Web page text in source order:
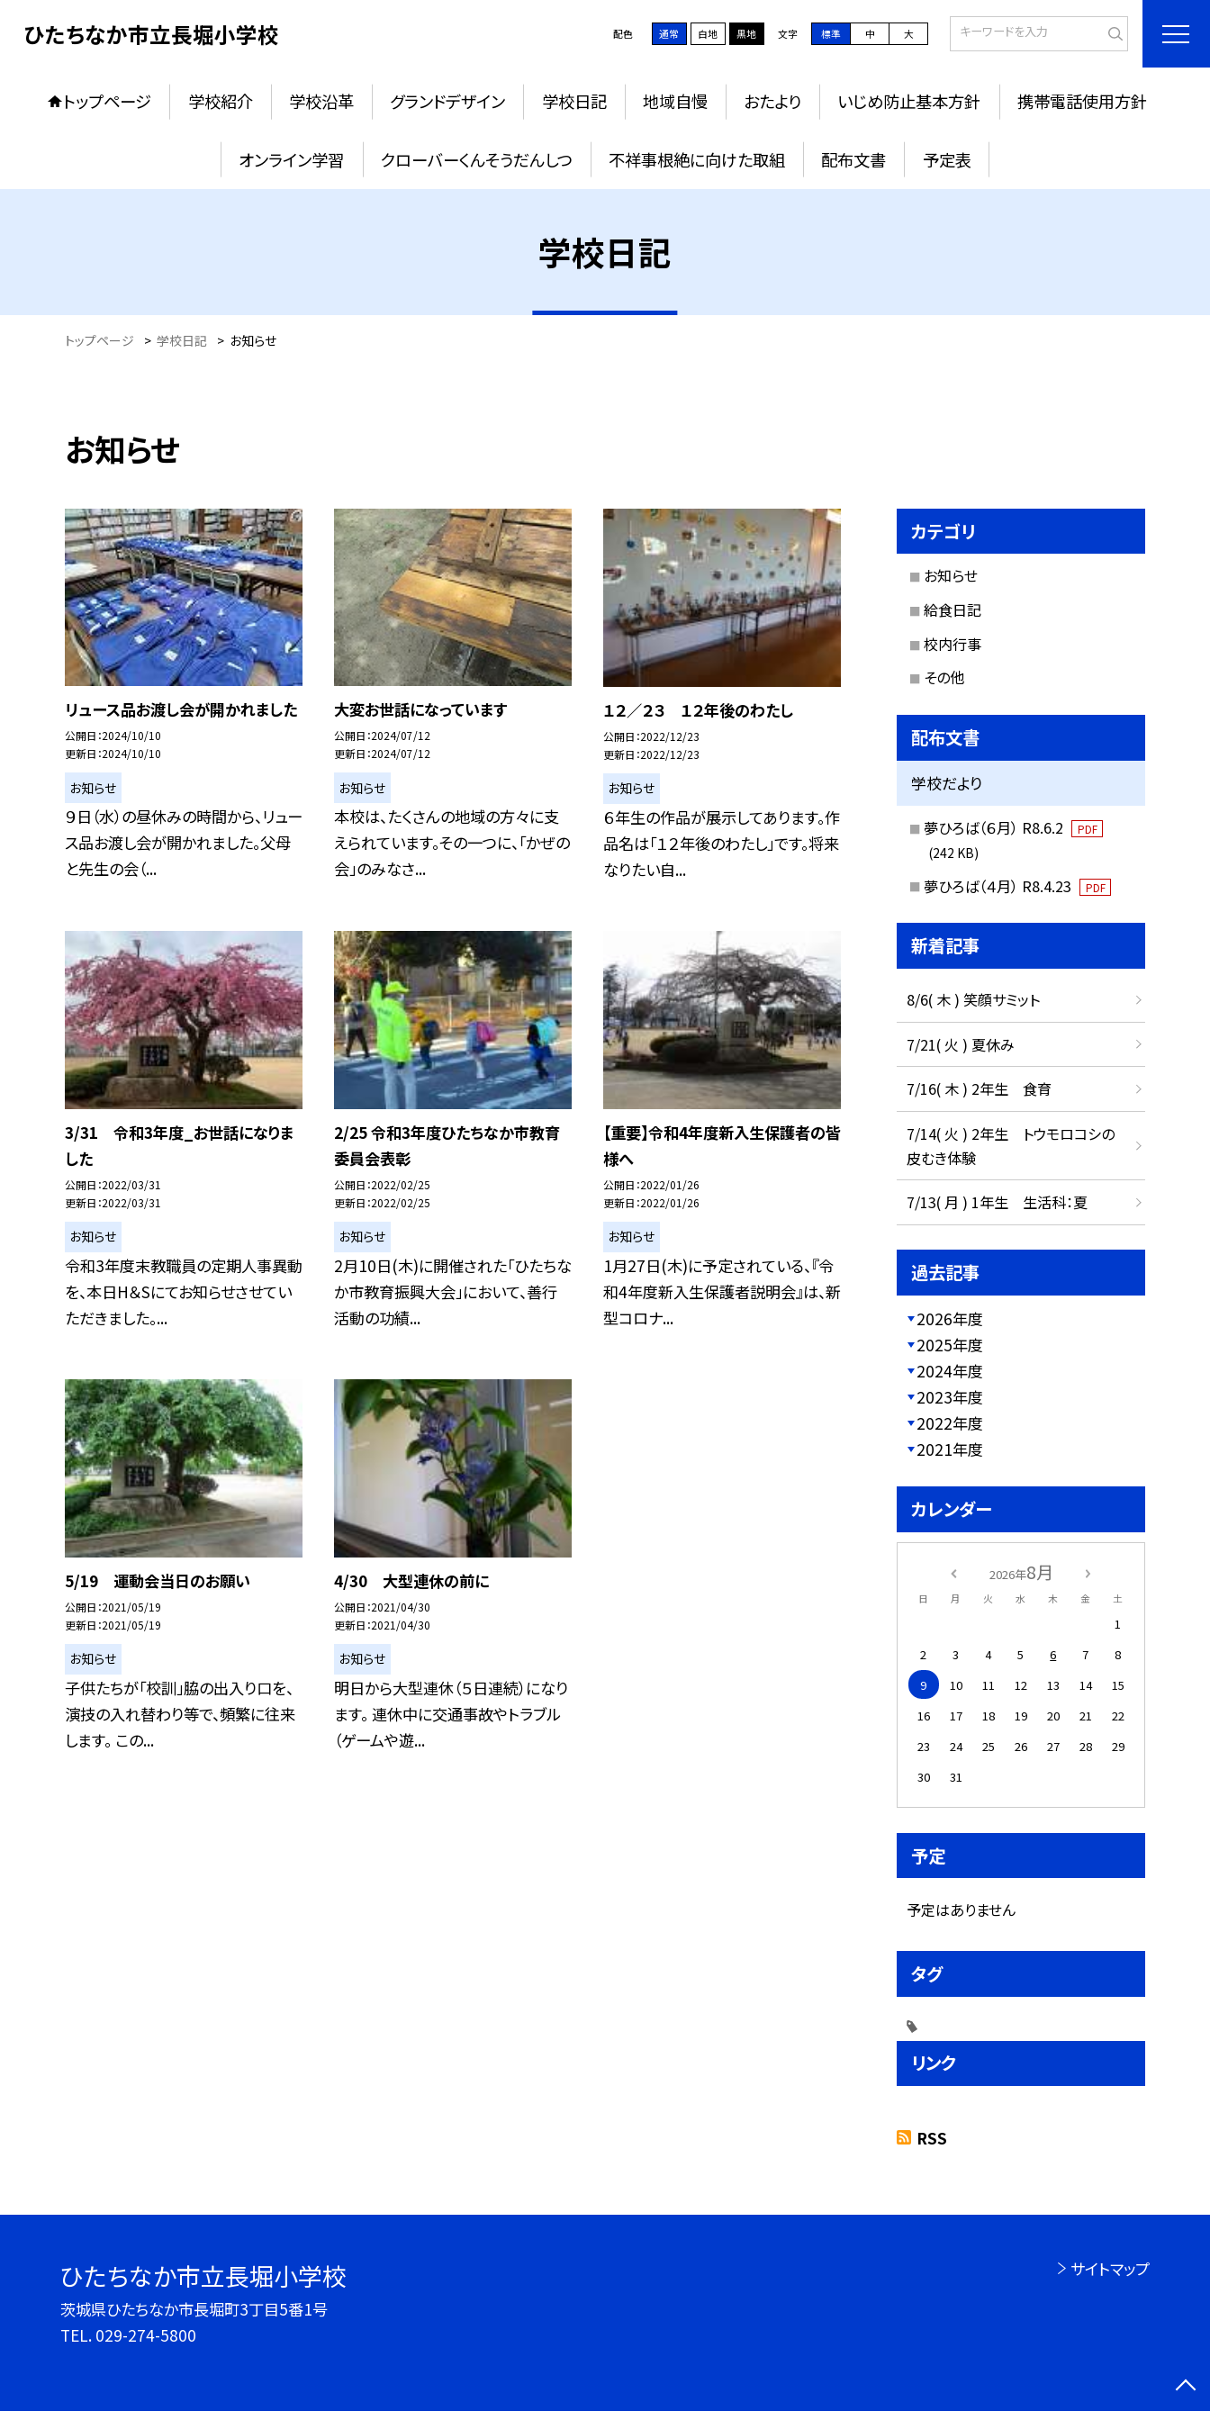
ひたちなか市立長堀小学校 配色 通常 白地 黒地 文字 標準 中 大
トップページ 学校紹介 学校沿革 グランドデザイン 学校日記 地域自慢 おたより いじめ防止基本方針 携帯電話使用方針
オンライン学習 クローバーくんそうだんしつ 不祥事根絶に向けた取組 配布文書 予定表
学校日記
トップページ > 学校日記 > お知らせ
お知らせ
リュース品お渡し会が開かれました
公開日 2024/10/10
更新日 2024/10/10
お知らせ
９日（水）の昼休みの時間から、リュー
ス品お渡し会が開かれました。父母
と先生の会（...
大変お世話になっています
公開日 2024/07/12
更新日 2024/07/12
お知らせ
本校は、たくさんの地域の方々に支
えられています。その一つに、「かぜの
会」のみなさ...
１２／２３ １２年後のわたし
公開日 2022/12/23
更新日 2022/12/23
お知らせ
６年生の作品が展示してあります。作
品名は「１２年後のわたし」です。将来
なりたい自...
3/31 令和3年度_お世話になりま
した
公開日 2022/03/31
更新日 2022/03/31
お知らせ
令和3年度末教職員の定期人事異動
を、本日H＆Sにてお知らせさせてい
ただきました。...
2/25 令和3年度ひたちなか市教育
委員会表彰
公開日 2022/02/25
更新日 2022/02/25
お知らせ
2月10日(木)に開催された「ひたちな
か市教育振興大会」において、善行
活動の功績...
【重要】令和4年度新入生保護者の皆
様へ
公開日 2022/01/26
更新日 2022/01/26
お知らせ
1月27日(木)に予定されている、『令
和4年度新入生保護者説明会』は、新
型コロナ...
5/19 運動会当日のお願い
公開日 2021/05/19
更新日 2021/05/19
お知らせ
子供たちが「校訓」脇の出入り口を、
演技の入れ替わり等で、頻繁に往来
します。 この...
4/30 大型連休の前に
公開日 2021/04/30
更新日 2021/04/30
お知らせ
明日から大型連休（５日連続）になり
ます。 連休中に交通事故やトラブル
（ゲームや遊...
カテゴリ
お知らせ
給食日記
校内行事
その他
配布文書
学校だより
夢ひろば（６月） R8.6.2 PDF
(242 KB)
夢ひろば（４月） R8.4.23 PDF
新着記事
8/6( 木 ) 笑顔サミット
7/21( 火 ) 夏休み
7/16( 木 ) 2年生 食育
7/14( 火 ) 2年生 トウモロコシの
皮むき体験
7/13( 月 ) 1年生 生活科：夏
過去記事
2026年度
2025年度
2024年度
2023年度
2022年度
2021年度
カレンダー
2026年8月
日 月 火 水 木 金 土
1
2
3 4 5 6 7
8
9
10 11 12 13 14
15
16
17 18 19 20 21
22
23
24 25 26 27 28
29
30
31
予定
予定はありません
タグ
リンク
RSS
ひたちなか市立長堀小学校
茨城県ひたちなか市長堀町3丁目5番1号
TEL. 029-274-5800
サイトマップ